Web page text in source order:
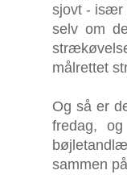
sjovt - især
selv om
målrettet
Og så er
fredag,
sammen